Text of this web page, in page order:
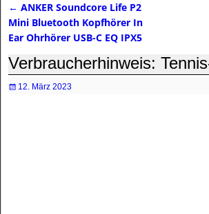
Artikelnavigation
← ANKER Soundcore Life P2
Mini Bluetooth Kopfhörer In
Ear Ohrhörer USB-C EQ IPX5
Verbraucherhinweis:
12. März 2023